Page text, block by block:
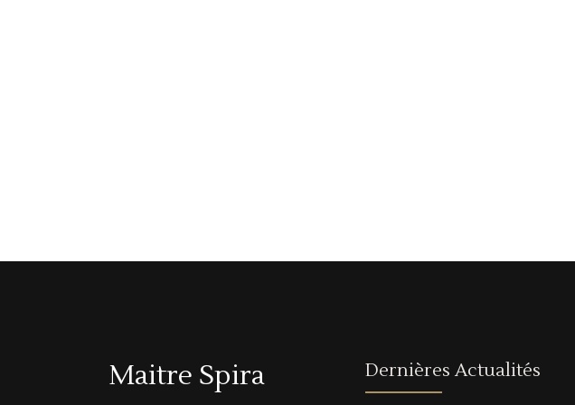
Maitre Spira Dernières Actualités